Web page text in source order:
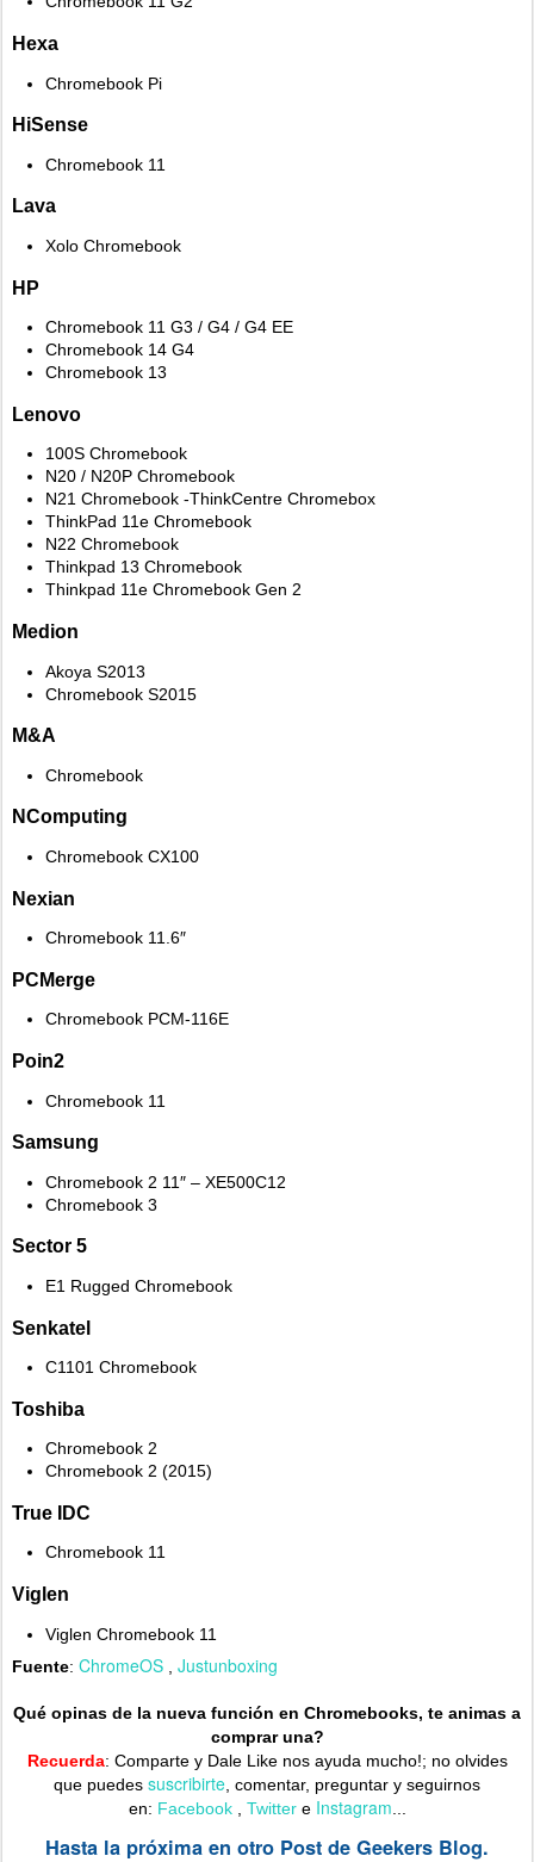
Hexa
Chromebook Pi
HiSense
Chromebook 11
Lava
Xolo Chromebook
HP
Chromebook 11 G3 / G4 / G4 EE
Chromebook 14 G4
Chromebook 13
Lenovo
100S Chromebook
N20 / N20P Chromebook
N21 Chromebook -ThinkCentre Chromebox
ThinkPad 11e Chromebook
N22 Chromebook
Thinkpad 13 Chromebook
Thinkpad 11e Chromebook Gen 2
Medion
Akoya S2013
Chromebook S2015
M&A
Chromebook
NComputing
Chromebook CX100
Nexian
Chromebook 11.6″
PCMerge
Chromebook PCM-116E
Poin2
Chromebook 11
Samsung
Chromebook 2 11″ – XE500C12
Chromebook 3
Sector 5
E1 Rugged Chromebook
Senkatel
C1101 Chromebook
Toshiba
Chromebook 2
Chromebook 2 (2015)
True IDC
Chromebook 11
Viglen
Viglen Chromebook 11
Fuente: ChromeOS Justunboxing
Qué opinas de la nueva función en Chromebooks, te animas a
comprar una?
Recuerda: Comparte y Dale Like nos ayuda mucho!; no olvides
que puedes suscribirte comentar, preguntar y seguirnos
en: Facebook Twittere Instagram
Hasta la próxima en otro Post de Geekers Blog.